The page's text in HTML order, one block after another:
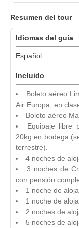
Resumen del tour
Idiomas del guía
Español
Incluido
Boleto aéreo
Air Europa, en
Boleto aéreo
Equipaje libre
20kg en bodega
terrestre).
4 noches de
3 noches de
con pensión
1 noche de
1 noche de
2 noches de
5 noches de